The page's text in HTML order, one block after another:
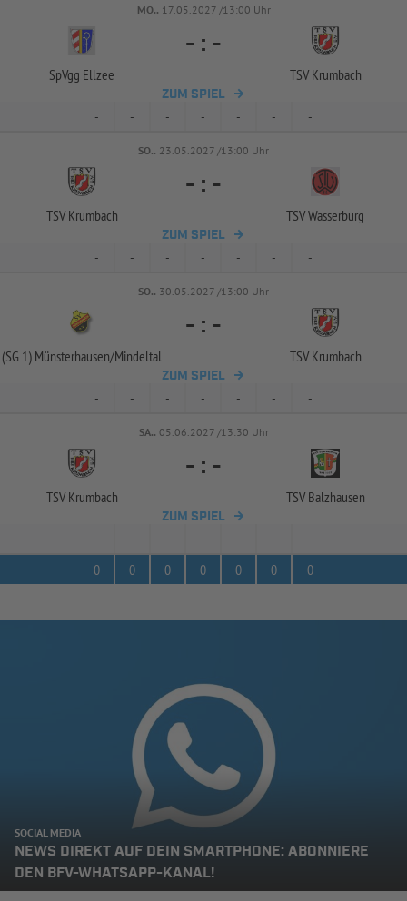
MO.. 17.05.2027 /13:00 Uhr
SpVgg Ellzee
- : -
TSV Krumbach
ZUM SPIEL
- - - - - - -
SO.. 23.05.2027 /13:00 Uhr
TSV Krumbach
- : -
TSV Wasserburg
ZUM SPIEL
- - - - - - -
SO.. 30.05.2027 /13:00 Uhr
(SG 1) Münsterhausen/Mindeltal
- : -
TSV Krumbach
ZUM SPIEL
- - - - - - -
SA.. 05.06.2027 /13:30 Uhr
TSV Krumbach
- : -
TSV Balzhausen
ZUM SPIEL
- - - - - -
-
0
0 0 0 0 0 0
SOCIAL MEDIA
NEWS DIREKT AUF DEIN SMARTPHONE: ABONNIERE
DEN BFV-WHATSAPP-KANAL!